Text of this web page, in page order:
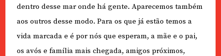
dentro desse mar onde há gente. Aparecemos também
aos outros desse modo. Para os que já estão temos a
vida marcada e é por nós que esperam, a mãe e o pai,
os avós e família mais chegada, amigos próximos,